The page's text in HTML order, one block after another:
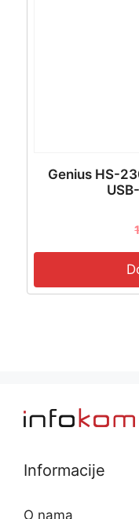
Genius HS-
Informacije
O nama